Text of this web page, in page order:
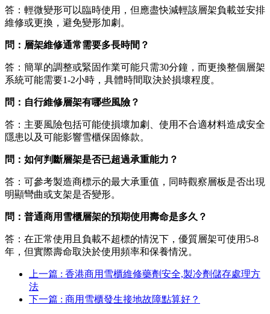
答：輕微變形可以臨時使用，但應盡快減輕該層架負載並安排
維修或更換，避免變形加劇。
問：層架維修通常需要多長時間？
答：簡單的調整或緊固作業可能只需30分鐘，而更換整個層架
系統可能需要1-2小時，具體時間取決於損壞程度。
問：自行維修層架有哪些風險？
答：主要風險包括可能使損壞加劇、使用不合適材料造成安全
隱患以及可能影響雪櫃保固條款。
問：如何判斷層架是否已超過承重能力？
答：可參考製造商標示的最大承重值，同時觀察層板是否出現
明顯彎曲或支架是否變形。
問：普通商用雪櫃層架的預期使用壽命是多久？
答：在正常使用且負載不超標的情況下，優質層架可使用5-8
年，但實際壽命取決於使用頻率和保養情況。
上一篇 : 香港商用雪櫃維修藥劑安全,製冷劑儲存處理方
法
下一篇 : 商用雪櫃發生接地故障點算好？